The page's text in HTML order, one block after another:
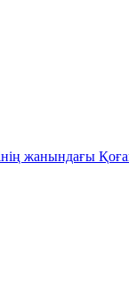
жанындағы